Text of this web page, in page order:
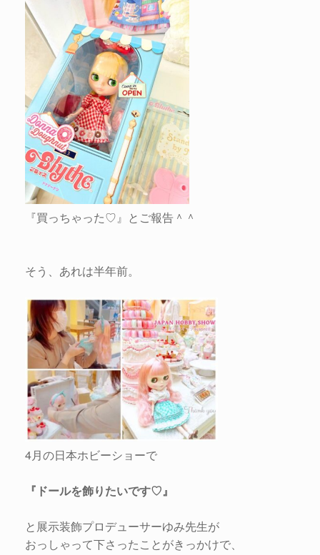
『買っちゃった♡』とご報告＾＾
そう、あれは半年前。
4月の日本ホビーショーで
『ドールを飾りたいです♡』
と展示装飾プロデューサーゆみ先生が
おっしゃって下さったことがきっかけで、